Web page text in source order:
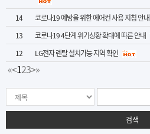
14 코로나19 예방을 위한 에어컨 사용 지침 안내
13
코로나19 4단계 위기상황 확대에 따른 안내
12
LG전자 렌탈 설치가능 지역 확인
«<123>»
검색